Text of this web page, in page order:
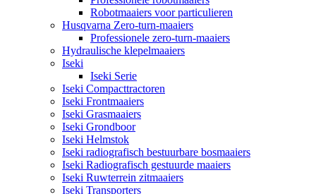
Robotmaaiers voor particulieren
Husqvarna Zero-turn-maaiers
Professionele zero-turn-maaiers
Hydraulische klepelmaaiers
Iseki
Iseki Serie
Iseki Compacttractoren
Iseki Frontmaaiers
Iseki Grasmaaiers
Iseki Grondboor
Iseki Helmstok
Iseki radiografisch bestuurbare bosmaaiers
Iseki Radiografisch gestuurde maaiers
Iseki Ruwterrein zitmaaiers
Iseki Transporters